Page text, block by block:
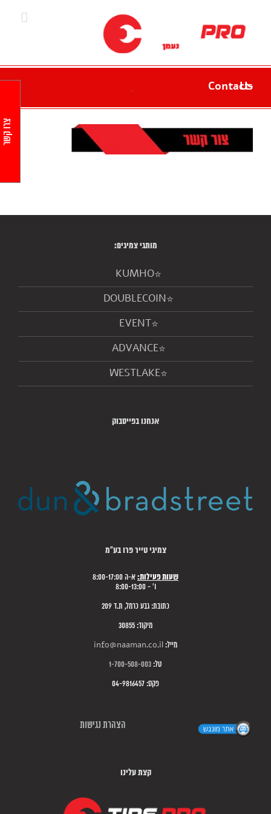
content
Contact-Us
מותגי צמיגים:
KUMHO
DOUBLECOIN
EVENT
ADVANCE
WESTLAKE
אנחנו בפייסבוק
צמיגי טייר פרו בע"מ
שעות פעילות: א-ה 8:00-17:00
ו' - 8:00-13:00
כתובת: גבע כרמל, ת.ד 209
מיקוד: 30855
מייל: info@naaman.co.il
טל: 1-700-508-003
פקס: 04-9816457
הצהרת נגישות
קצת עלינו
צרו קשר